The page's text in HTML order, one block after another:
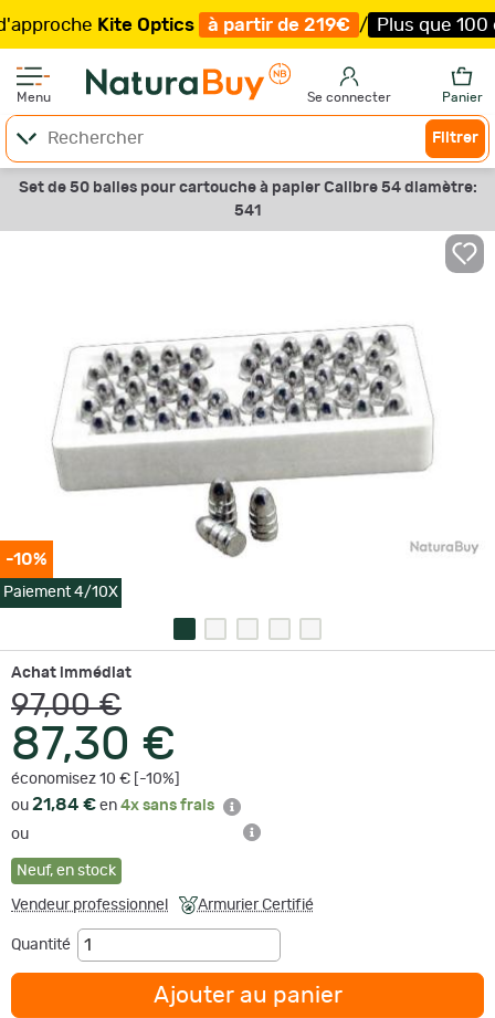
Kite Optics à partir de 219€ / Plus que 100
Menu Se connecter Panier
Filtrer
Set de 50 balles pour cartouche à papier Calibre 54 diamètre:
541
-10%
Paiement 4/10X
Achat immédiat
97,00 €
87,30 €
économisez 10 € [-10%]
ou 21,84 € en 4x sans frais
ou
Neuf, en stock
Vendeur professionnel Armurier Certifié
Quantité
Ajouter au panier